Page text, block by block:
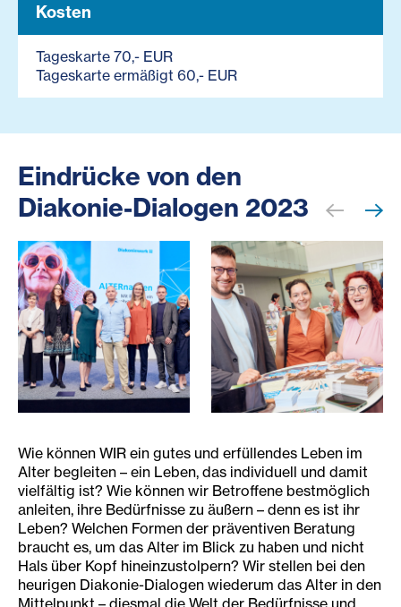
Kosten
Tageskarte 70,- EUR
Tageskarte ermäßigt 60,- EUR
Eindrücke von den
Diakonie-Dialogen 2023
Wie können WIR ein gutes und erfüllendes Leben im
Alter begleiten – ein Leben, das individuell und damit
vielfältig ist? Wie können wir Betroffene bestmöglich
anleiten, ihre Bedürfnisse zu äußern – denn es ist ihr
Leben? Welchen Formen der präventiven Beratung
braucht es, um das Alter im Blick zu haben und nicht
Hals über Kopf hineinzustolpern? Wir stellen bei den
heurigen Diakonie-Dialogen wiederum das Alter in den
Mittelpunkt – diesmal die Welt der Bedürfnisse und